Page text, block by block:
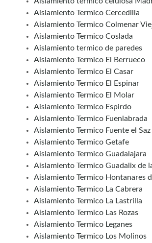
Aislamiento Termico Cercedilla
Aislamiento Termico Colmenar
Aislamiento Termico Coslada
Aislamiento termico de paredes
Aislamiento Termico El Berrueco
Aislamiento Termico El Casar
Aislamiento Termico El Espinar
Aislamiento Termico El Molar
Aislamiento Termico Espirdo
Aislamiento Termico Fuenlabrada
Aislamiento Termico Fuente el Saz
Aislamiento Termico Getafe
Aislamiento Termico Guadalajara
Aislamiento Termico Guadalix de
Aislamiento Termico Hontanares
Aislamiento Termico La Cabrera
Aislamiento Termico La Lastrilla
Aislamiento Termico Las Rozas
Aislamiento Termico Leganes
Aislamiento Termico Los Molinos